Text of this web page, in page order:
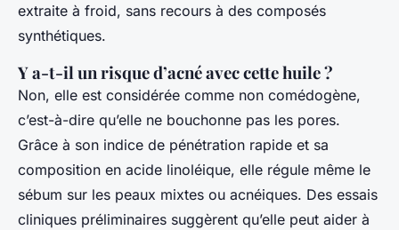
extraite à froid, sans recours à des composés
synthétiques.
Y a-t-il un risque d’acné avec cette huile ?
Non, elle est considérée comme non comédogène,
c’est-à-dire qu’elle ne bouchonne pas les pores.
Grâce à son indice de pénétration rapide et sa
composition en acide linoléique, elle régule même le
sébum sur les peaux mixtes ou acnéiques. Des essais
cliniques préliminaires suggèrent qu’elle peut aider à